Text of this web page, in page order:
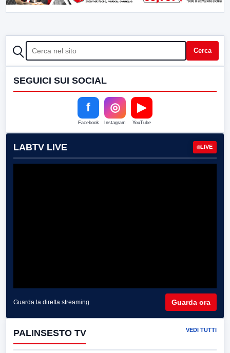
CERCA Cerca
SEGUICI SUI SOCIAL
f
Facebook
◎
Instagram
▶
YouTube
LABTV LIVE LIVE
Guarda la diretta streaming Guarda ora
PALINSESTO TV VEDI TUTTI